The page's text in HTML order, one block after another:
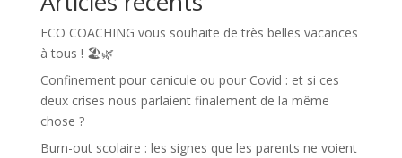
ECO COACHING vous souhaite de très belles vacances
à tous ! 🏖️🌿
Confinement pour canicule ou pour Covid : et si ces
deux crises nous parlaient finalement de la même
chose ?
Burn-out scolaire : les signes que les parents ne voient